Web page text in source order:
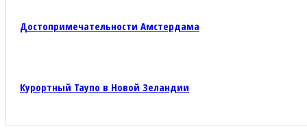
Достопримечательности Амстердама
Курортный Таупо в Новой Зеландии